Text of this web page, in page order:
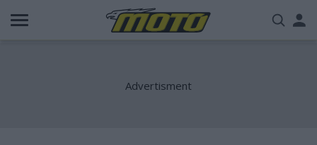
Παράκαμψη
προς